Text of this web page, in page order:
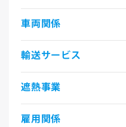
車両関係
輸送サービス
遮熱事業
雇用関係